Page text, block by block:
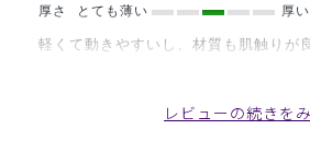
厚さ
とても薄い 厚い
軽くて動きやすいし、材質も肌触りが
L68レディース:スクラブパン
ディープネイビー/XXL
レビューの続きを